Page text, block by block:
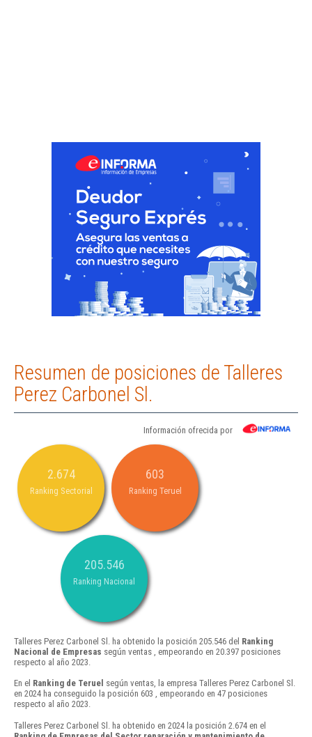
Resumen de posiciones de Talleres
Perez Carbonel Sl.
Información ofrecida por
2.674
Ranking Sectorial
603
Ranking Teruel
205.546
Ranking Nacional
Talleres Perez Carbonel Sl. ha obtenido la posición 205.546 del Ranking
Nacional de Empresas según ventas , empeorando en 20.397 posiciones
respecto al año 2023.
En el Ranking de Teruel según ventas, la empresa Talleres Perez Carbonel Sl.
en 2024 ha conseguido la posición 603 , empeorando en 47 posiciones
respecto al año 2023.
Talleres Perez Carbonel Sl. ha obtenido en 2024 la posición 2.674 en el